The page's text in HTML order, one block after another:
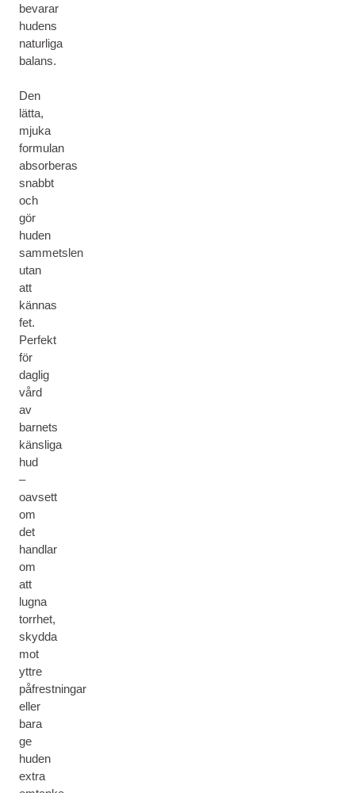
bevarar
hudens
naturliga
balans.
Den
lätta,
mjuka
formulan
absorberas
snabbt
och
gör
huden
sammetslen
utan
att
kännas
fet.
Perfekt
för
daglig
vård
av
barnets
känsliga
hud
–
oavsett
om
det
handlar
om
att
lugna
torrhet,
skydda
mot
yttre
påfrestningar
eller
bara
ge
huden
extra